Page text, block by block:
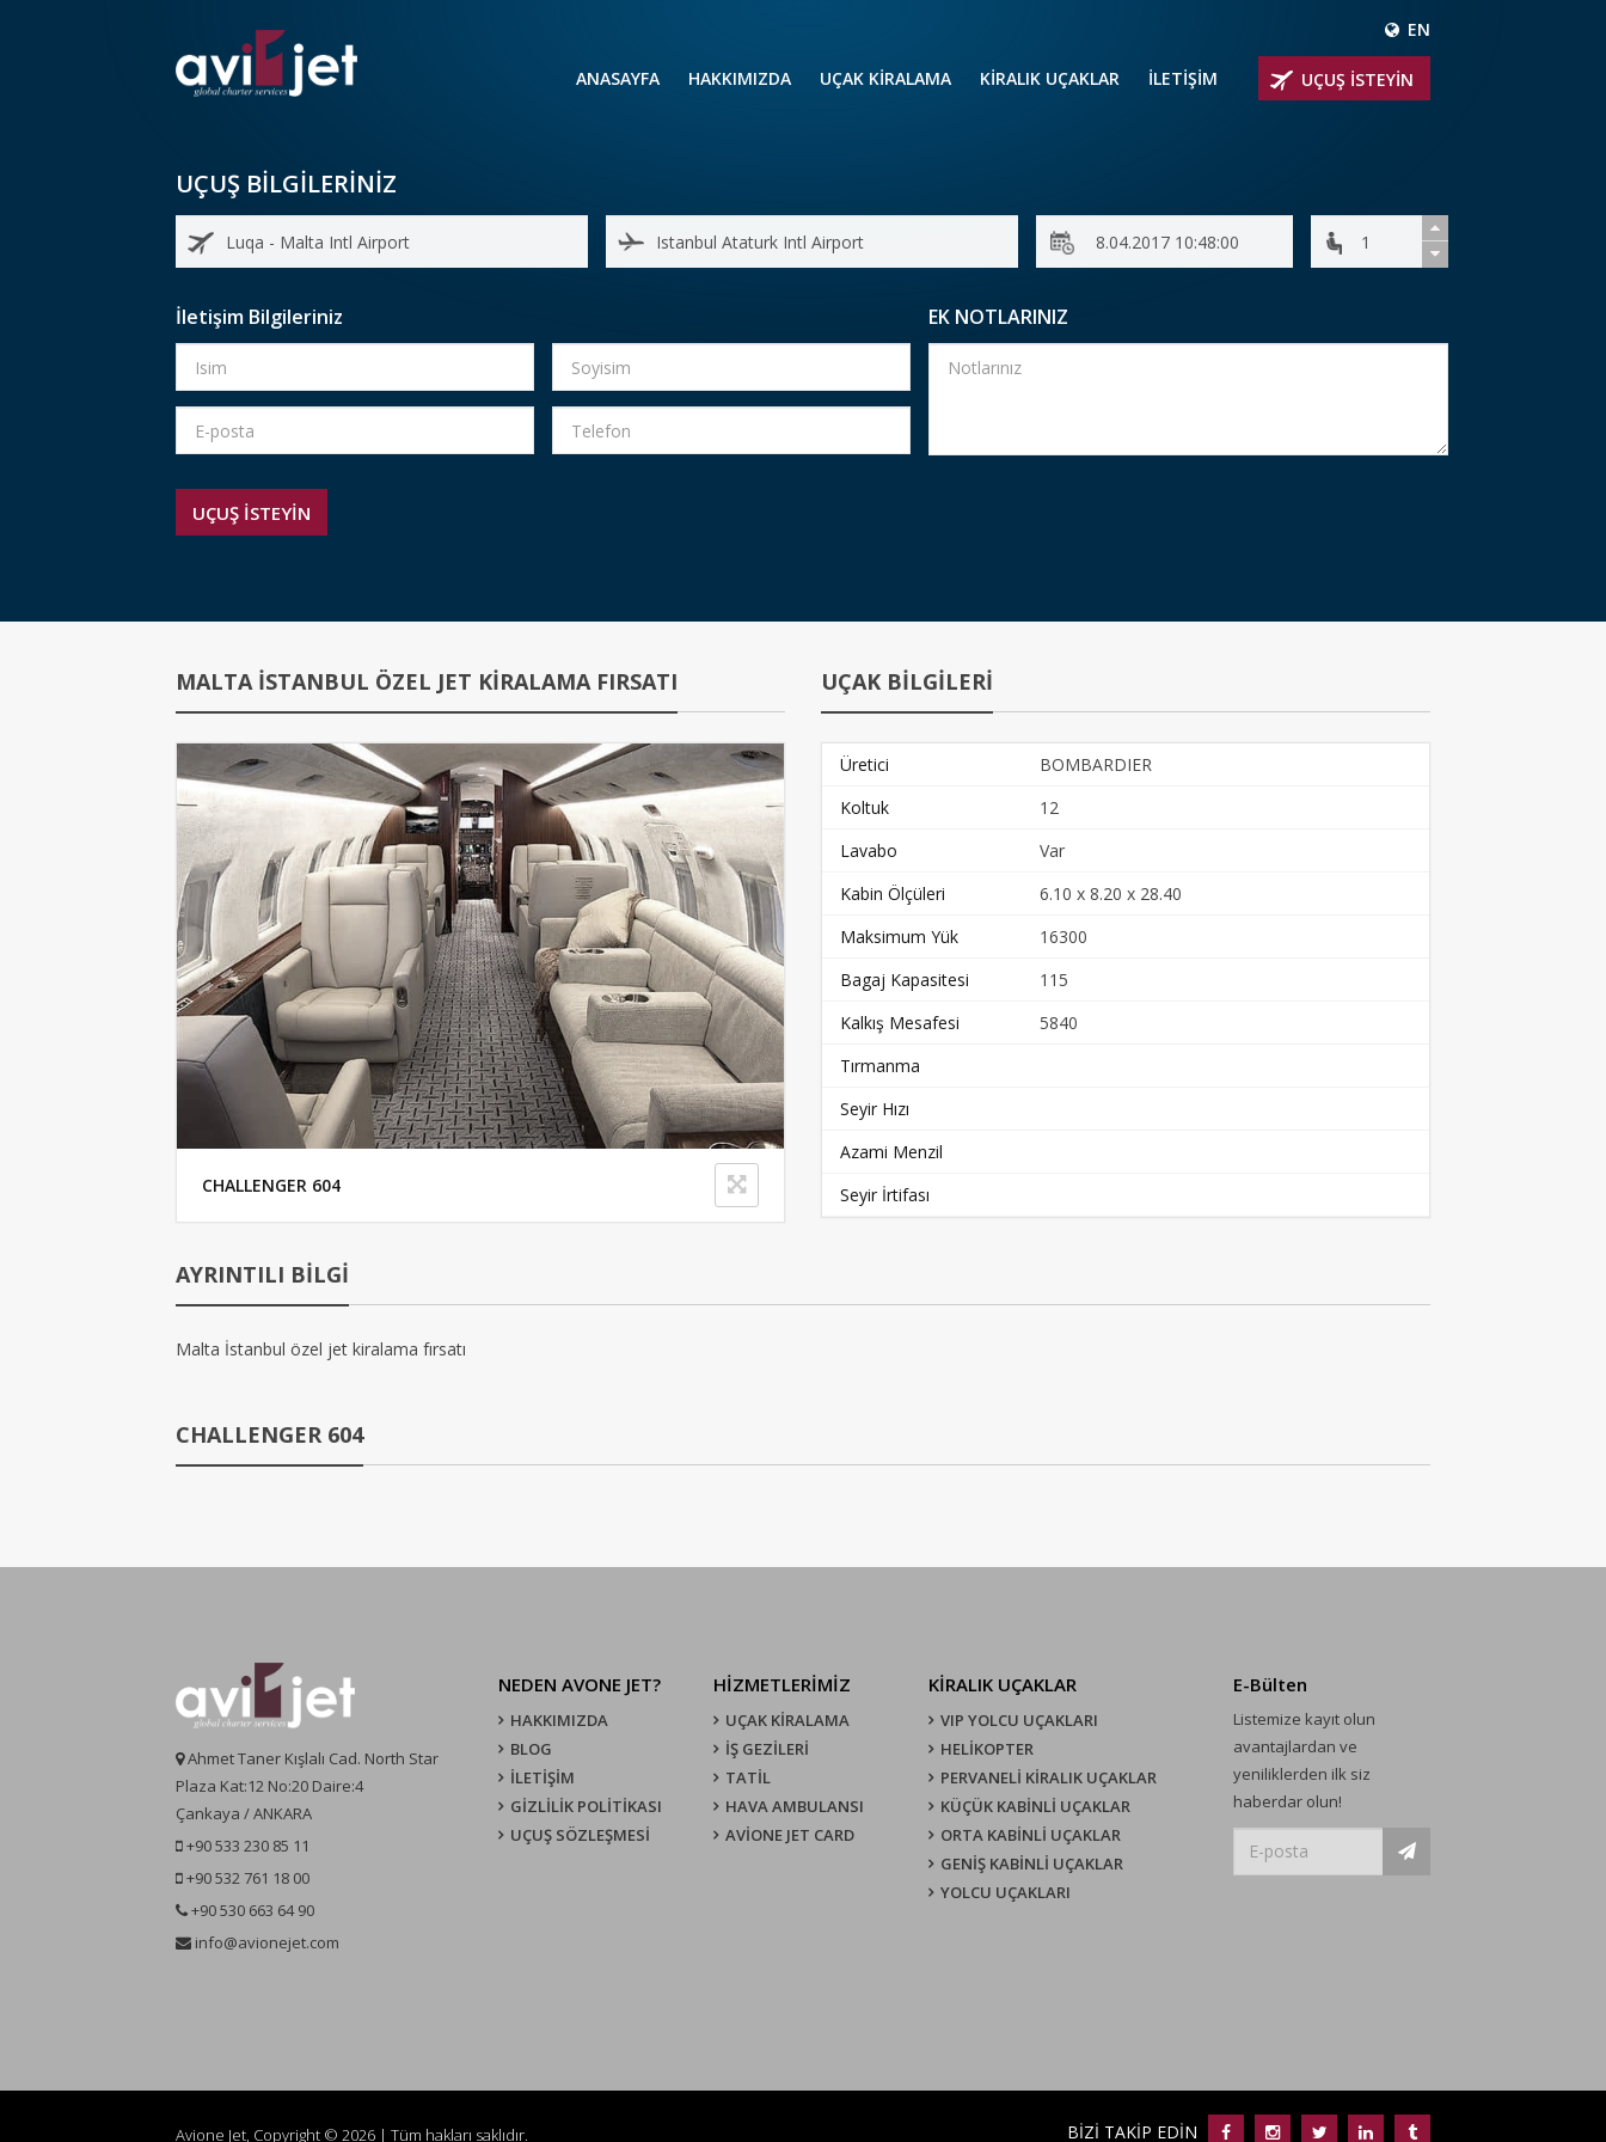
EN
ANASAYFA HAKKIMIZDA UÇAK KİRALAMA
HAVA AMBULANSI
AVİONE JET CARD
KIRALIK UÇAKLAR
PERVANELİ KİRALIK UÇAKLAR
KÜÇÜK KABİNLİ UÇAKLAR
ORTA KABİNLİ UÇAKLAR
İLETİŞİM UÇUŞ İSTEYİN
UÇUŞ BİLGİLERİNİZ
İletişim Bilgileriniz EK NOTLARINIZ
MALTA İSTANBUL ÖZEL JET KIRALAMA FIRSATI
CHALLENGER 604
UÇAK BİLGİLERİ
Üretici
BOMBARDIER
Koltuk
12
Lavabo
Var
Kabin Ölçüleri
6.10 x 8.20 x 28.40
Maksimum Yük
16300
Bagaj Kapasitesi
115
Kalkış Mesafesi
5840
Tırmanma
Seyir Hızı
Azami Menzil
Seyir İrtifası
AYRINTILI BİLGİ
Malta İstanbul özel jet kiralama fırsatı
CHALLENGER 604
Ahmet Taner Kışlalı Cad. North Star
Plaza Kat:12 No:20 Daire:4
Çankaya / ANKARA
+90 533 230 85 11
+90 532 761 18 00
+90 530 663 64 90
info@avionejet.com
NEDEN AVONE JET?
HAKKIMIZDA
BLOG
İLETİŞİM
GİZLİLİK POLİTİKASI
UÇUŞ SÖZLEŞMESI
HİZMETLERİMİZ
UÇAK KIRALAMA
İŞ GEZİLERİ
TATİL
HAVA AMBULANSI
AVİONE JET CARD
KIRALIK UÇAKLAR
VIP YOLCU UÇAKLARI
HELİKOPTER
PERVANELİ KİRALIK UÇAKLAR
KÜÇÜK KABİNLİ UÇAKLAR
ORTA KABİNLİ UÇAKLAR
GENİŞ KABİNLİ UÇAKLAR
YOLCU UÇAKLARI
E-Bülten
Listemize kayıt olun
avantajlardan ve
yeniliklerden ilk siz
haberdar olun!
Avione Jet, Copyright © 2026 | Tüm hakları saklıdır. BİZİ TAKİP EDİN